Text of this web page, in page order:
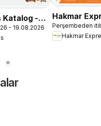
Katalog -
- 19.08.2026
Hakmar
Perşembe
Ürünler
Perşembeden
Hakmar